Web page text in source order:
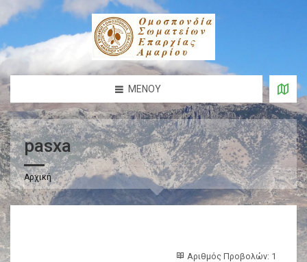
ΜΕΝΟΎ
pasxa
Αρχική
Αριθμός Προβολών: 1